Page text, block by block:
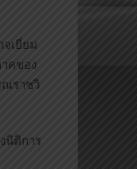
เยี่ยม
คของ
ณราชวิ
นิติการ